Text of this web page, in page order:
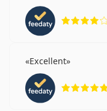
Excellent